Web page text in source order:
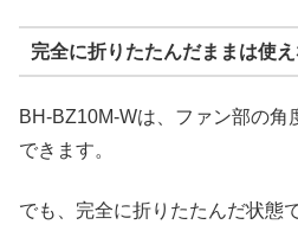
完全に折りたたんだままは使
BH-BZ10M-Wは、ファン部の角
できます。
でも、完全に折りたたんだ状態